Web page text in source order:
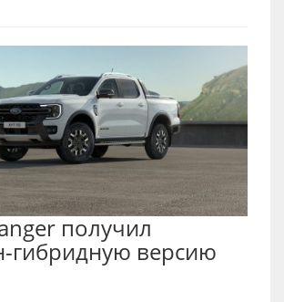
получил
гибридную версию